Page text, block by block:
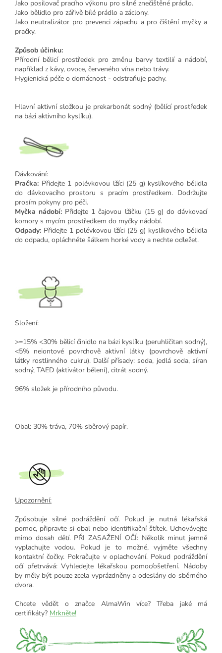
Jako posilovač pracího výkonu pro silně znečištěné prádlo.
Jako bělidlo pro zářivě bílé prádlo a záclony.
Jako neutralizátor pro prevenci zápachu a pro čištění myčky a
pračky.
Způsob účinku:
Přírodní bělicí prostředek pro změnu barvy textilií a nádobí,
například z kávy, ovoce, červeného vína nebo trávy.
Hygienická péče o domácnost - odstraňuje pachy.
Hlavní aktivní složkou je prekarbonát sodný (bělící prostředek
na bázi aktivního kyslíku).
Dávkování:
Pračka: Přidejte 1 polévkovou lžíci (25 g) kyslíkového bělidla
do dávkovacího prostoru s pracím prostředkem. Dodržujte
prosím pokyny pro péči.
Myčka nádobí: Přidejte 1 čajovou lžičku (15 g) do dávkovací
komory s mycím prostředkem do myčky nádobí.
Odpady: Přidejte 1 polévkovou lžíci (25 g) kyslíkového bělidla
do odpadu, opláchněte šálkem horké vody a nechte odležet.
Složení:
>=15% <30% bělicí činidlo na bázi kyslíku (peruhličitan sodný),
<5% neiontové povrchově aktivní látky (povrchově aktivní
látky rostlinného cukru). Další přísady: soda, jedlá soda, síran
sodný, TAED (aktivátor bělení), citrát sodný.
96% složek je přírodního původu.
Obal: 30% tráva, 70% sběrový papír.
Upozornění:
Způsobuje silné podráždění očí. Pokud je nutná lékařská
pomoc, připravte si obal nebo identifikační štítek. Uchovávejte
mimo dosah dětí. PŘI ZASAŽENÍ OČÍ: Několik minut jemně
vyplachujte vodou. Pokud je to možné, vyjměte všechny
kontaktní čočky. Pokračujte v oplachování. Pokud podráždění
očí přetrvává: Vyhledejte lékařskou pomoc/ošetření. Nádoby
by měly být pouze zcela vyprázdněny a odeslány do sběrného
dvora.
Chcete vědět o značce AlmaWin více? Třeba jaké má
certifikáty? Mrkněte!